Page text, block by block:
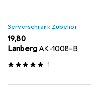
Serverschrank Zubehör
EUR
19,80
LanbergAK-1008-B
1